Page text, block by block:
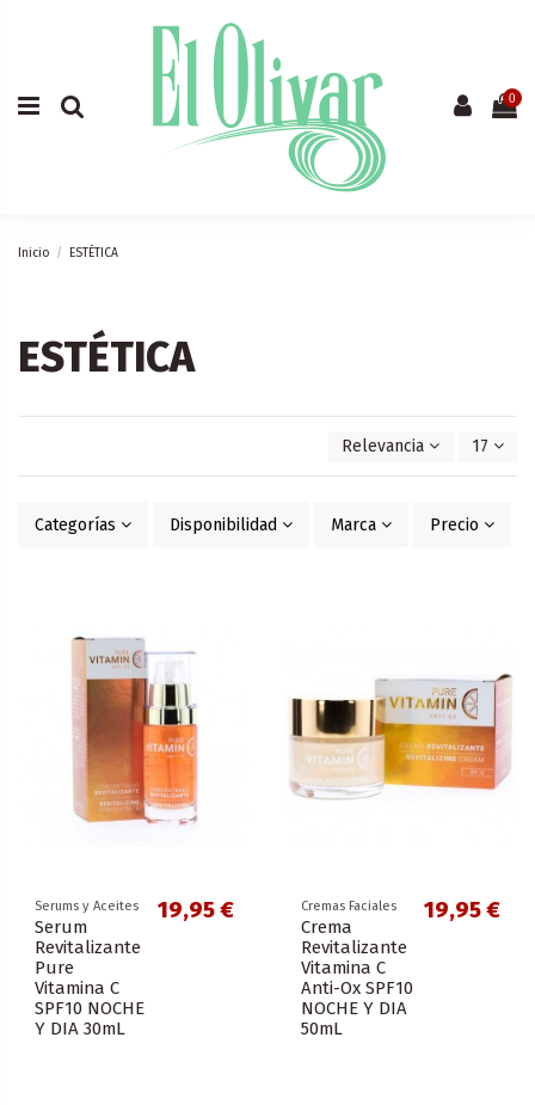
0
Inicio ESTÉTICA
ESTÉTICA
Relevancia 17
Categorías Disponibilidad Marca Precio
Serums y Aceites
Serum
Revitalizante
Pure
Vitamina C
SPF10 NOCHE
Y DIA 30mL
19,95 € Cremas Faciales
Crema
Revitalizante
Vitamina C
Anti-Ox SPF10
NOCHE Y DIA
50mL
19,95 €